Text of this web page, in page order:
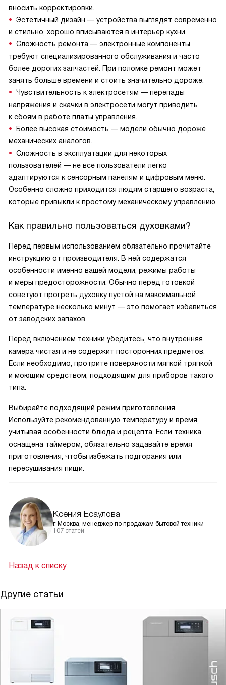
вносить корректировки.
Эстетичный дизайн — устройства выглядят современно
и стильно, хорошо вписываются в интерьер кухни.
Сложность ремонта — электронные компоненты
требуют специализированного обслуживания и часто
более дорогих запчастей. При поломке ремонт может
занять больше времени и стоить значительно дороже.
Чувствительность к электросетям — перепады
напряжения и скачки в электросети могут приводить
к сбоям в работе платы управления.
Более высокая стоимость — модели обычно дороже
механических аналогов.
Сложность в эксплуатации для некоторых
пользователей — не все пользователи легко
адаптируются к сенсорным панелям и цифровым меню.
Особенно сложно приходится людям старшего возраста,
которые привыкли к простому механическому управлению.
Как правильно пользоваться духовками?
Перед первым использованием обязательно прочитайте
инструкцию от производителя. В ней содержатся
особенности именно вашей модели, режимы работы
и меры предосторожности. Обычно перед готовкой
советуют прогреть духовку пустой на максимальной
температуре несколько минут — это помогает избавиться
от заводских запахов.
Перед включением техники убедитесь, что внутренняя
камера чистая и не содержит посторонних предметов.
Если необходимо, протрите поверхности мягкой тряпкой
и моющим средством, подходящим для приборов такого
типа.
Выбирайте подходящий режим приготовления.
Используйте рекомендованную температуру и время,
учитывая особенности блюда и рецепта. Если техника
оснащена таймером, обязательно задавайте время
приготовления, чтобы избежать подгорания или
пересушивания пищи.
Ксения Есаулова
г. Москва, менеджер по продажам бытовой техники
107 статей
Назад к списку
Другие статьи